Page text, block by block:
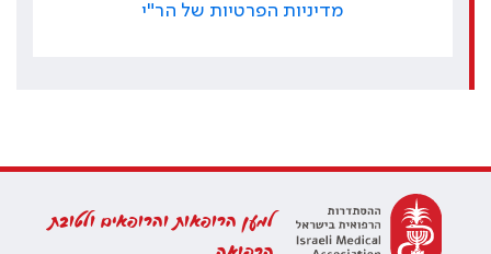
מדיניות הפרטיות של הר"י
למען הרופאות והרופאים ולטובת